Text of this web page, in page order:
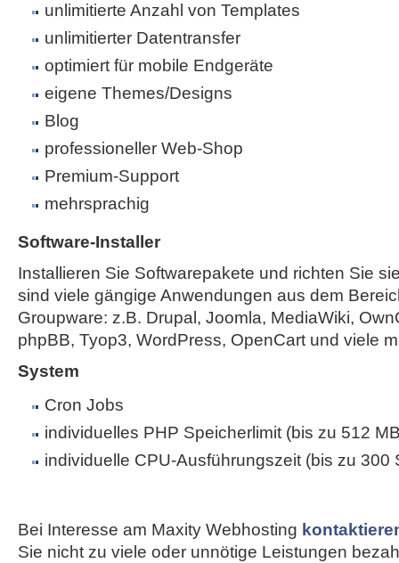
unlimitierte Anzahl von Templates
unlimitierter Datentransfer
optimiert für mobile Endgeräte
eigene Themes/Designs
Blog
professioneller Web-Shop
Premium-Support
mehrsprachig
Software-Installer
Installieren Sie Softwarepakete und richten Sie
sind viele gängige Anwendungen aus dem
Groupware: z.B. Drupal, Joomla, MediaWiki,
phpBB, Tyop3, WordPress, OpenCart und viele
System
Cron Jobs
individuelles PHP Speicherlimit (bis zu 512
individuelle CPU-Ausführungszeit (bis zu 300
Bei Interesse am Maxity Webhosting
Sie nicht zu viele oder unnötige Leistungen